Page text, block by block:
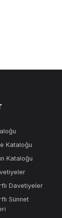
Kataloğu
Kataloğu
Davetiyeler
Sünnet